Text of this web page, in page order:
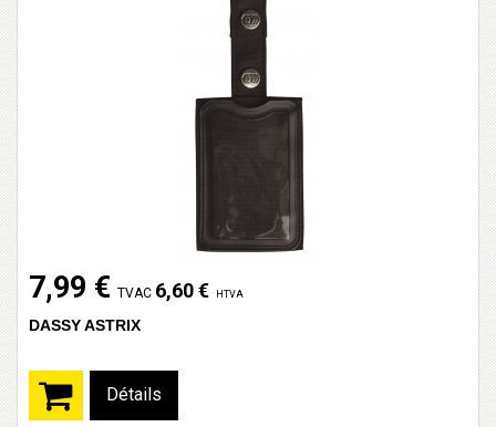
7,99 € TVAC 6,60 € HTVA
DASSY ASTRIX
Détails